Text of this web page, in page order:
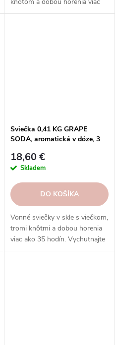
ako 45 hodín.
Sviečka 0,41 KG GRAPE
SODA, aromatická v dóze, 3
18,60 €
Skladem
DO KOŠÍKA
Vonné sviečky v skle s viečkom,
tromi knôtmi a dobou horenia
viac ako 35 hodín. Vychutnajte
si rozmanitosť vôní a